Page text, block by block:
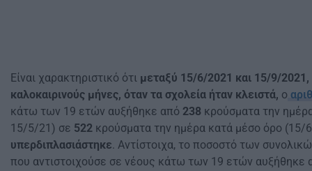
Είναι χαρακτηριστικό ότι μεταξύ 15/6/2021 και 15/9/2021,
καλοκαιρινούς μήνες, όταν τα σχολεία ήταν κλειστά, ο
κάτω των 19 ετών αυξήθηκε από 238 κρούσματα την
15/5/21) σε 522 κρούσματα την ημέρα κατά μέσο όρο
υπερδιπλασιάστηκε. Αντίστοιχα, το ποσοστό των
που αντιστοιχούσε σε νέους κάτω των 19 ετών αυξήθηκε